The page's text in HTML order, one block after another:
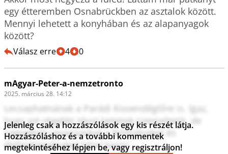
egy étteremben Osnabrückben az asztalok között.
Mennyi lehetett a konyhában és az alapanyagok
között?
Válasz erre 4 0
mAgyar-Peter-a-nemzetronto
2025. március 28. 14:12
Lecsaphatnának a Parádi Kisvendéglőre is. Igaz,
hogy azt régebbi távol-keletiek üzemeltetik, de
nagyjából ugyanazokat a fertőzéseket és
ételmérgezéseket lehet kapni.
Jelenleg csak a hozzászólások egy kis részét látja.
Hozzászóláshoz és a további kommentek
megtekintéséhez lépjen be, vagy regisztráljon!